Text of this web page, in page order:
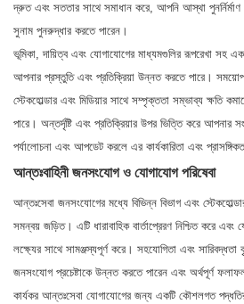
দ্রুত এবং সততার সাথে সমাধান করে, আপনি আস্থা পুনর্নির্মাণ
সুনাম পুনরুদ্ধার করতে পারেন।
ভূমিকা, দায়িত্ব এবং যোগাযোগের মাধ্যমগুলির রূপরেখা সহ
আপনার প্রস্তুতি এবং প্রতিক্রিয়া উন্নত করতে পারে।
স্টেকহোল্ডার এবং মিডিয়ার সাথে সম্পৃক্ততা সম্ভাব্য ক্ষতি
পারে। অন্তর্দৃষ্টি এবং প্রতিক্রিয়ার উপর ভিত্তি করে আপনার
পর্যালোচনা এবং আপডেট করলে এর কার্যকারিতা এবং
আন্তঃবাহিনী জনসংযোগ ও যোগাযোগ পরিষেবা
আন্তঃসেবা জনসংযোগের মধ্যে বিভিন্ন বিভাগ এবং
সমন্বয় জড়িত। এটি ধারাবাহিক বার্তাপ্রেরণ নিশ্চিত করে
লক্ষ্যের সাথে সামঞ্জস্যপূর্ণ করে। সহযোগিতা এবং
জনসংযোগ প্রচেষ্টাকে উন্নত করতে পারেন এবং অর্থপূর্ণ
কার্যকর আন্তঃসেবা যোগাযোগের জন্য একটি কৌশলগত